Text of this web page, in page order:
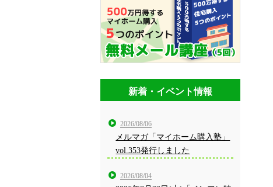
新着・イベント情報
2026/08/06
メルマガ「マイホーム購入塾」
vol.353発行しました
2026/08/04